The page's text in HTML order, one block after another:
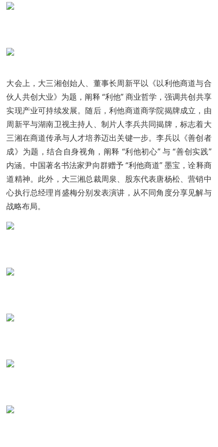
大会上，大三湘创始人、董事长周新平以《以利他商道与合
伙人共创大业》为题，阐释 “利他” 商业哲学，强调共创共享
实现产业可持续发展。随后，利他商道商学院揭牌成立，由
周新平与湖南卫视主持人、制片人李兵共同揭牌，标志着大
三湘在商道传承与人才培养迈出关键一步。李兵以《善创者
成》为题，结合自身视角，阐释 “利他初心” 与 “善创实践”
内涵。中国著名书法家尹向群赠予 “利他商道” 墨宝，诠释商
道精神。此外，大三湘总裁周泉、股东代表唐杨松、营销中
心执行总经理肖盛梅分别发表演讲，从不同角度分享见解与
战略布局。